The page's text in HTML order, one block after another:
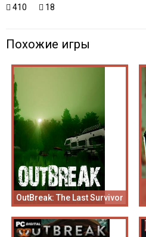
410 18
Похожие игры
OutBreak: The Last Survivor